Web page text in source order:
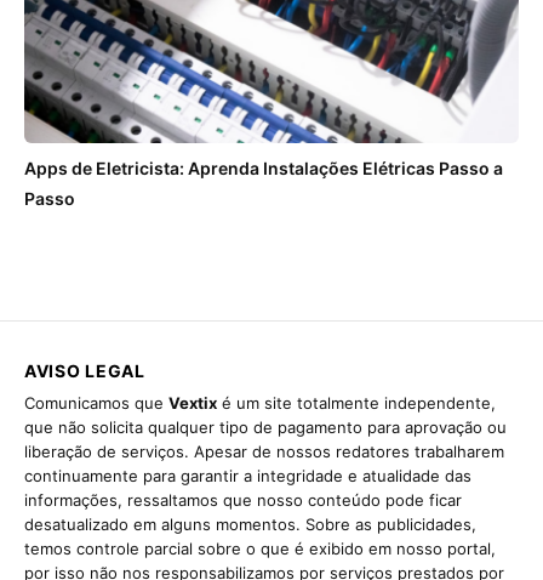
Apps de Eletricista: Aprenda Instalações Elétricas Passo a
Passo
AVISO LEGAL
Comunicamos que Vextix é um site totalmente independente,
que não solicita qualquer tipo de pagamento para aprovação ou
liberação de serviços. Apesar de nossos redatores trabalharem
continuamente para garantir a integridade e atualidade das
informações, ressaltamos que nosso conteúdo pode ficar
desatualizado em alguns momentos. Sobre as publicidades,
temos controle parcial sobre o que é exibido em nosso portal,
por isso não nos responsabilizamos por serviços prestados por